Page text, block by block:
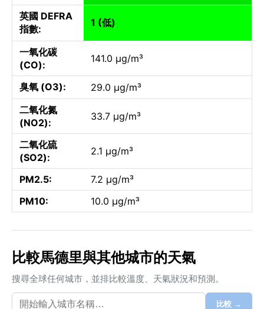
英國 DEFRA
指數:
1 (低)
一氧化碳
(CO):
141.0 µg/m³
臭氧 (O3):
29.0 µg/m³
二氧化氮
(NO2):
33.7 µg/m³
二氧化硫
(SO2):
2.1 µg/m³
PM2.5:
7.2 µg/m³
PM10:
10.0 µg/m³
比較馬德里與其他城市的天氣
搜尋全球任何城市，並排比較溫度、天氣狀況和預測。
比較 →